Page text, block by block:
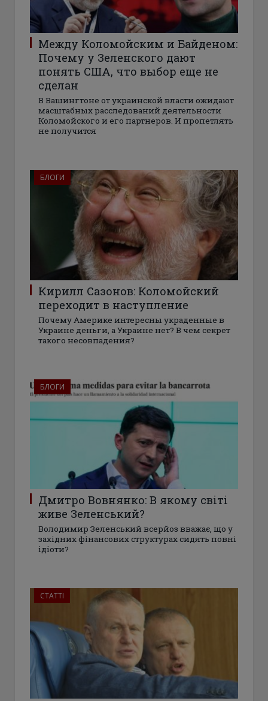
Между Коломойским и Байденом:
Почему у Зеленского дают
понять США, что выбор еще не
сделан
В Вашингтоне от украинской власти ожидают
масштабных расследований деятельности
Коломойского и его партнеров. И пропетлять
не получится
БЛОГИ
Кирилл Сазонов: Коломойский
переходит в наступление
Почему Америке интересны украденные в
Украине деньги, а Украине нет? В чем секрет
такого несовпадения?
БЛОГИ
Дмитро Вовнянко: В якому світі
живе Зеленський?
Володимир Зеленський всерйоз вважає, що у
західних фінансових структурах сидять повні
ідіоти?
СТАТТІ